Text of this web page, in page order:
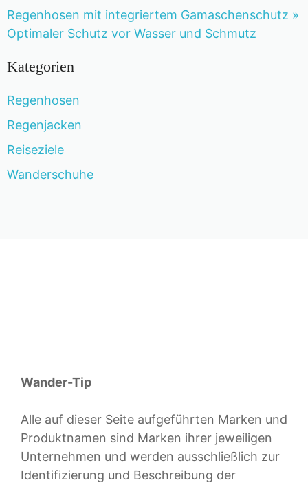
Regenhosen mit integriertem Gamaschenschutz »
Optimaler Schutz vor Wasser und Schmutz
Kategorien
Regenhosen
Regenjacken
Reiseziele
Wanderschuhe
Wander-Tip
Alle auf dieser Seite aufgeführten Marken und
Produktnamen sind Marken ihrer jeweiligen
Unternehmen und werden ausschließlich zur
Identifizierung und Beschreibung der